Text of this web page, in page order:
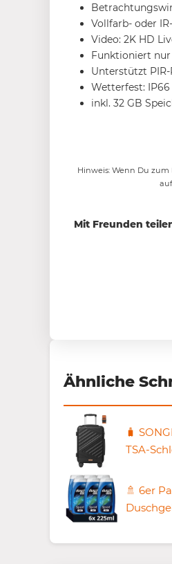
Vollfarb- oder
Video: 2K HD
Funktioniert
Unterstützt
Wetterfest: IP66
inkl. 32 GB
Hinweis: Wenn Du
Mit Freunden
Ähnliche
🧳
TSA-
🚿 6er